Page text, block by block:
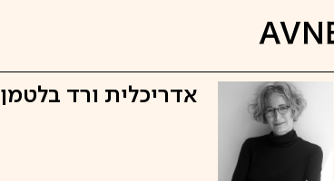
אדריכלית ורד בלטמן